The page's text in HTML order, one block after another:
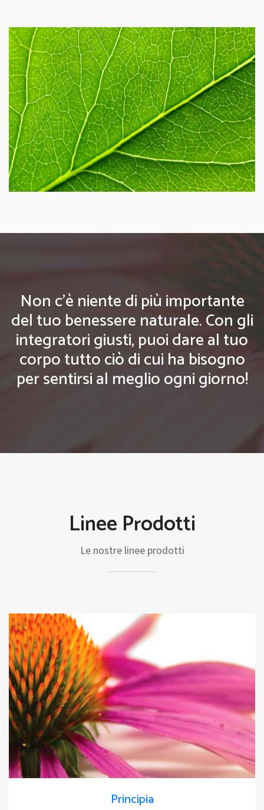
Non c'è niente di più importante
del tuo benessere naturale. Con gli
integratori giusti, puoi dare al tuo
corpo tutto ciò di cui ha bisogno
per sentirsi al meglio ogni giorno!
Linee Prodotti
Le nostre linee prodotti
Principia